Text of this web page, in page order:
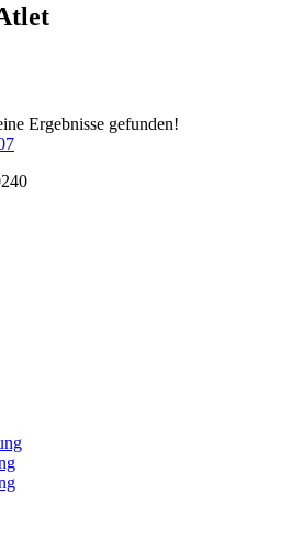
Ergebnisse gefunden!